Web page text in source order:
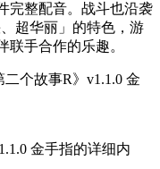
完整配音。战斗也沿袭
超华丽」的特色，游
联手合作的乐趣。
金手指的详细内